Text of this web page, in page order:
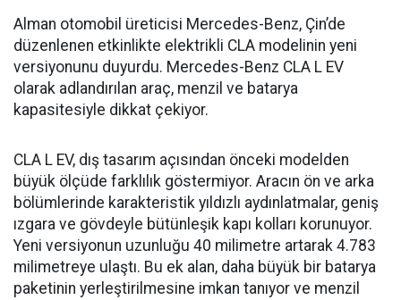
Alman otomobil üreticisi Mercedes-Benz, Çin’de
düzenlenen etkinlikte elektrikli CLA modelinin yeni
versiyonunu duyurdu. Mercedes-Benz CLA L EV
olarak adlandırılan araç, menzil ve batarya
kapasitesiyle dikkat çekiyor.
CLA L EV, dış tasarım açısından önceki modelden
büyük ölçüde farklılık göstermiyor. Aracın ön ve arka
bölümlerinde karakteristik yıldızlı aydınlatmalar, geniş
ızgara ve gövdeyle bütünleşik kapı kolları korunuyor.
Yeni versiyonun uzunluğu 40 milimetre artarak 4.783
milimetreye ulaştı. Bu ek alan, daha büyük bir batarya
paketinin yerleştirilmesine imkan tanıyor ve menzil